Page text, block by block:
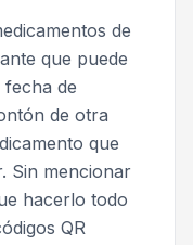
de
que puede
de
de otra
que
Sin mencionar
hacerlo todo
QR